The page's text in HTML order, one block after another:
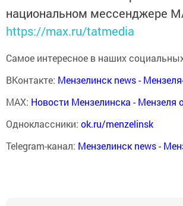
национальном мессенджере
https://max.ru/tatmedia
Самое интересное в наших
ВКонтакте: Мензелинск news -
MAX: Новости Мензелинска - Мензеля
Одноклассники: ok.ru/menzelinsk
Telegram-канал: Мензелинск news -